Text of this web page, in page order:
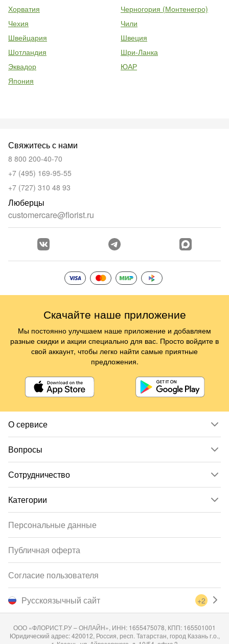
Хорватия
Черногория (Монтенегро)
Чехия
Чили
Швейцария
Швеция
Шотландия
Шри-Ланка
Эквадор
ЮАР
Япония
О сервисе
Вопросы
Сотрудничество
Категории
Свяжитесь с нами
8 800 200-40-70
+7 (495) 169-95-55
+7 (727) 310 48 93
Люберцы
customercare@florist.ru
Русскоязычный сайт +2
Персональные данные
Публичная оферта
Согласие пользователя
ООО «ФЛОРИСТ.РУ – ОНЛАЙН», ИНН: 1655475078, КПП: 165501001
Юридический адрес: 420012, Россия, респ. Татарстан, город Казань г.о.,
Скачайте наше приложение
Мы постоянно улучшаем наше приложение и добавляем
разные скидки и акции специально для вас. Просто войдите в
свой аккаунт, чтобы легко найти самые приятные
предложения.